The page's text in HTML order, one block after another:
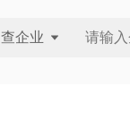
查企业